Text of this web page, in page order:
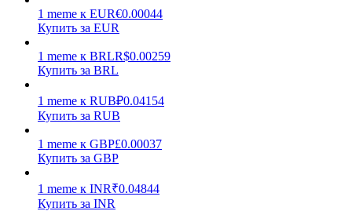
Заработок
1 meme к EUR€0.00044
Купить за EUR
1 meme к BRLR$0.00259
Купить за BRL
1 meme к RUB₽0.04154
Купить за RUB
1 meme к GBP£0.00037
Купить за GBP
1 meme к INR₹0.04844
Купить за INR